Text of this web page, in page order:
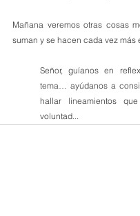
Mañana veremos otras cosas
suman y se hacen cada vez más
Señor, guíanos en
tema… ayúdanos a
hallar lineamientos
voluntad...